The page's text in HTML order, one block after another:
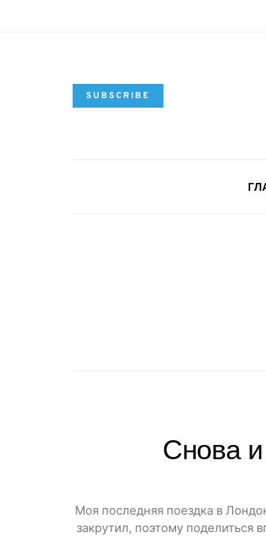
SUBSCRIBE
Снова
Моя последняя поездка в
закрутил, поэтому поделиться